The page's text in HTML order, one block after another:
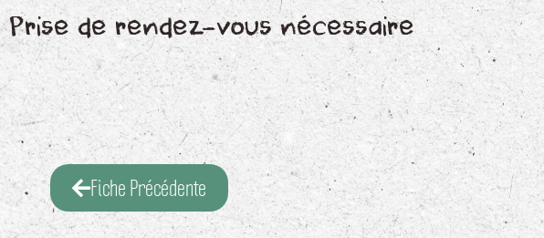
Prise de rendez-vous nécessaire
Fiche Précédente